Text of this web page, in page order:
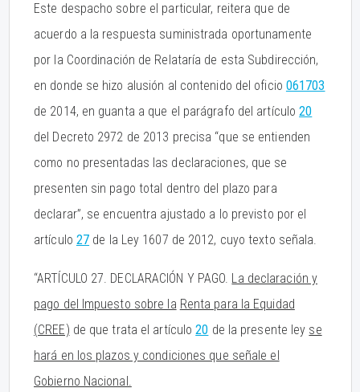
Este despacho sobre el particular, reitera que de
acuerdo a la respuesta suministrada oportunamente
por la Coordinación de Relataría de esta Subdirección,
en donde se hizo alusión al contenido del oficio 061703
de 2014, en guanta a que el parágrafo del artículo20
del Decreto 2972 de 2013 precisa “que se entienden
como no presentadas las declaraciones, que se
presenten sin pago total dentro del plazo para
declarar”, se encuentra ajustado a lo previsto por el
artículo 27 de la Ley 1607 de 2012, cuyo texto señala.
“ARTÍCULO 27. DECLARACIÓN Y PAGO. La declaración y
pago del Impuesto sobre la Renta para la Equidad
(CREE) de que trata el artículo20 de la presente ley se
hará en los plazos y condiciones que señale el
Gobierno Nacional.